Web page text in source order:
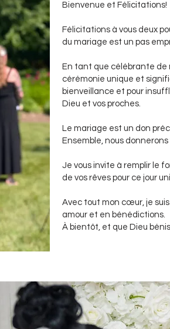
Bienvenue et Félicitations!
Félicitations à vous deux
du mariage est un pas
En tant que célébrante de
cérémonie unique et
bienveillance et pour
Dieu et vos proches.
Le mariage est un don
Ensemble, nous
Je vous invite à remplir le
de vos rêves pour ce jour
Avec tout mon cœur, je
amour et en bénédictions.
À bientôt, et que Dieu